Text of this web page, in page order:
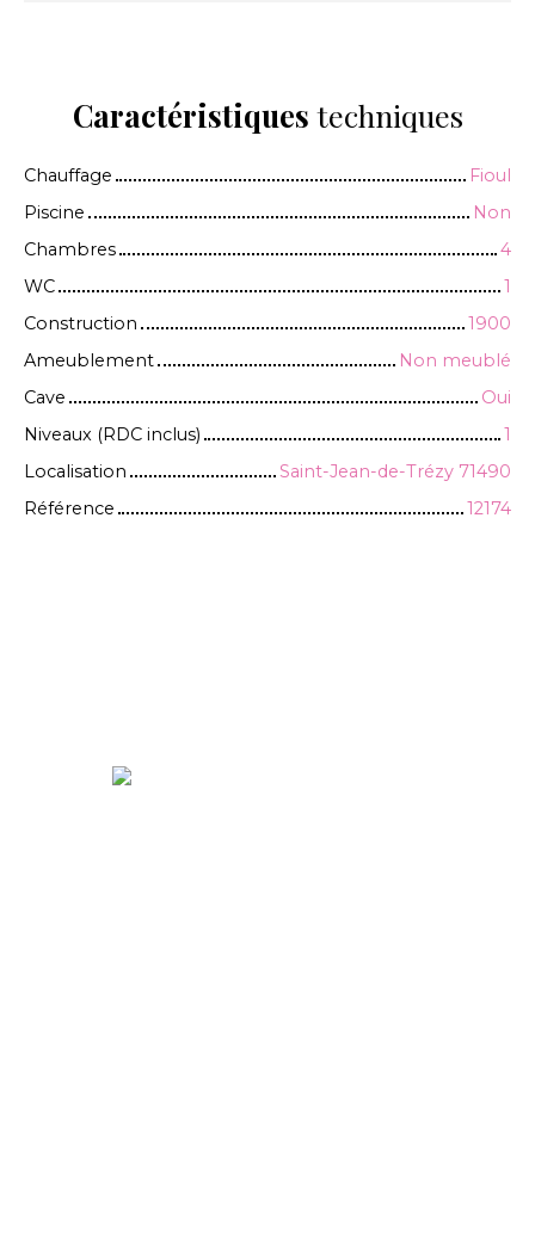
Caractéristiques techniques
Chauffage
Fioul
Piscine
Non
Chambres
4
WC
1
Construction
1900
Ameublement
Non meublé
Cave
Oui
Niveaux (RDC inclus)
1
Localisation
Saint-Jean-de-Trézy 71490
Référence
12174